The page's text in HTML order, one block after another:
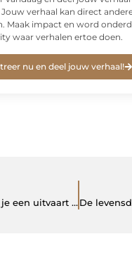
verhaal kan direct
Maak impact en word
waar verhalen ertoe doen.
nu en deel jouw verhaal!
Hoe regel je een uitvaart Ede?